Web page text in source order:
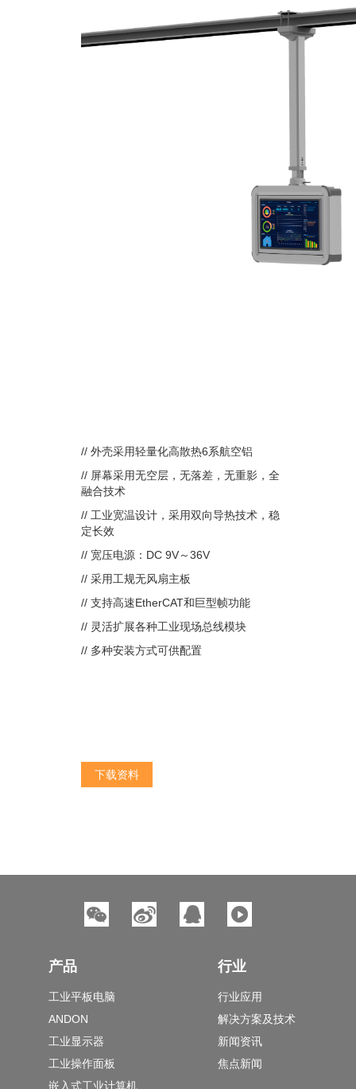
// 外壳采用轻量化高散热6系航空铝
// 屏幕采用无空层，无落差，无重影，全
融合技术
// 工业宽温设计，采用双向导热技术，稳
定长效
// 宽压电源：DC 9V～36V
// 采用工规无风扇主板
// 支持高速EtherCAT和巨型帧功能
// 灵活扩展各种工业现场总线模块
// 多种安装方式可供配置
下载资料
产品
工业平板电脑
ANDON
工业显示器
工业操作面板
嵌入式工业计算机
行业
行业应用
解决方案及技术
新闻资讯
焦点新闻